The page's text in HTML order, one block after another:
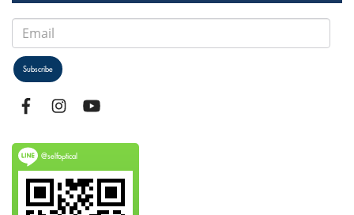
Subscribe
@selfoptical